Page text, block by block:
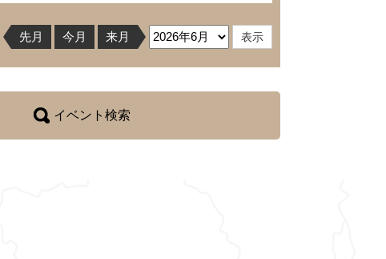
先月 今月 来月
イベント検索